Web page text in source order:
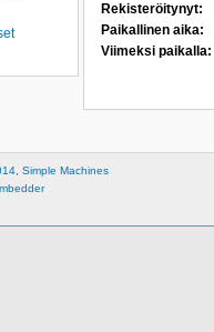
Rekisteröitynyt:
Paikallinen aika:
Viimeksi paikalla:
Simple Machines